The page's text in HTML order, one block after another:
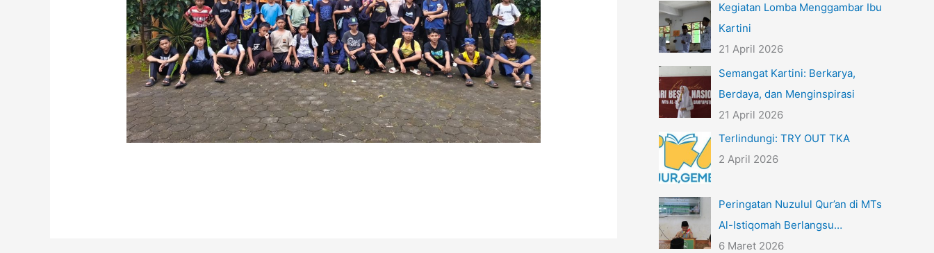
Kegiatan Lomba Menggambar Ibu
Kartini
21 April 2026
Semangat Kartini: Berkarya,
Berdaya, dan Menginspirasi
21 April 2026
Terlindungi: TRY OUT TKA
2 April 2026
Peringatan Nuzulul Qur’an di MTs
Al-Istiqomah Berlangsu…
6 Maret 2026